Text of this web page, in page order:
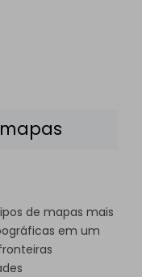
de mapas mais
em um